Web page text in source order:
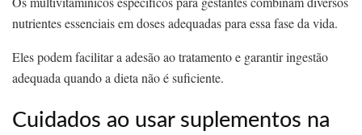
nutrientes essenciais em doses adequadas para essa fase da vida.
Eles podem facilitar a adesão ao tratamento e garantir ingestão
adequada quando a dieta não é suficiente.
Cuidados ao usar suplementos na